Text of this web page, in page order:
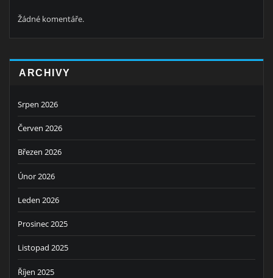
Žádné komentáře.
ARCHIVY
Srpen 2026
Červen 2026
Březen 2026
Únor 2026
Leden 2026
Prosinec 2025
Listopad 2025
Říjen 2025